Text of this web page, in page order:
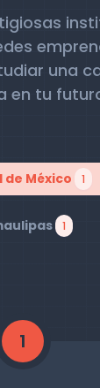
una
en tu
de México 1
1
1